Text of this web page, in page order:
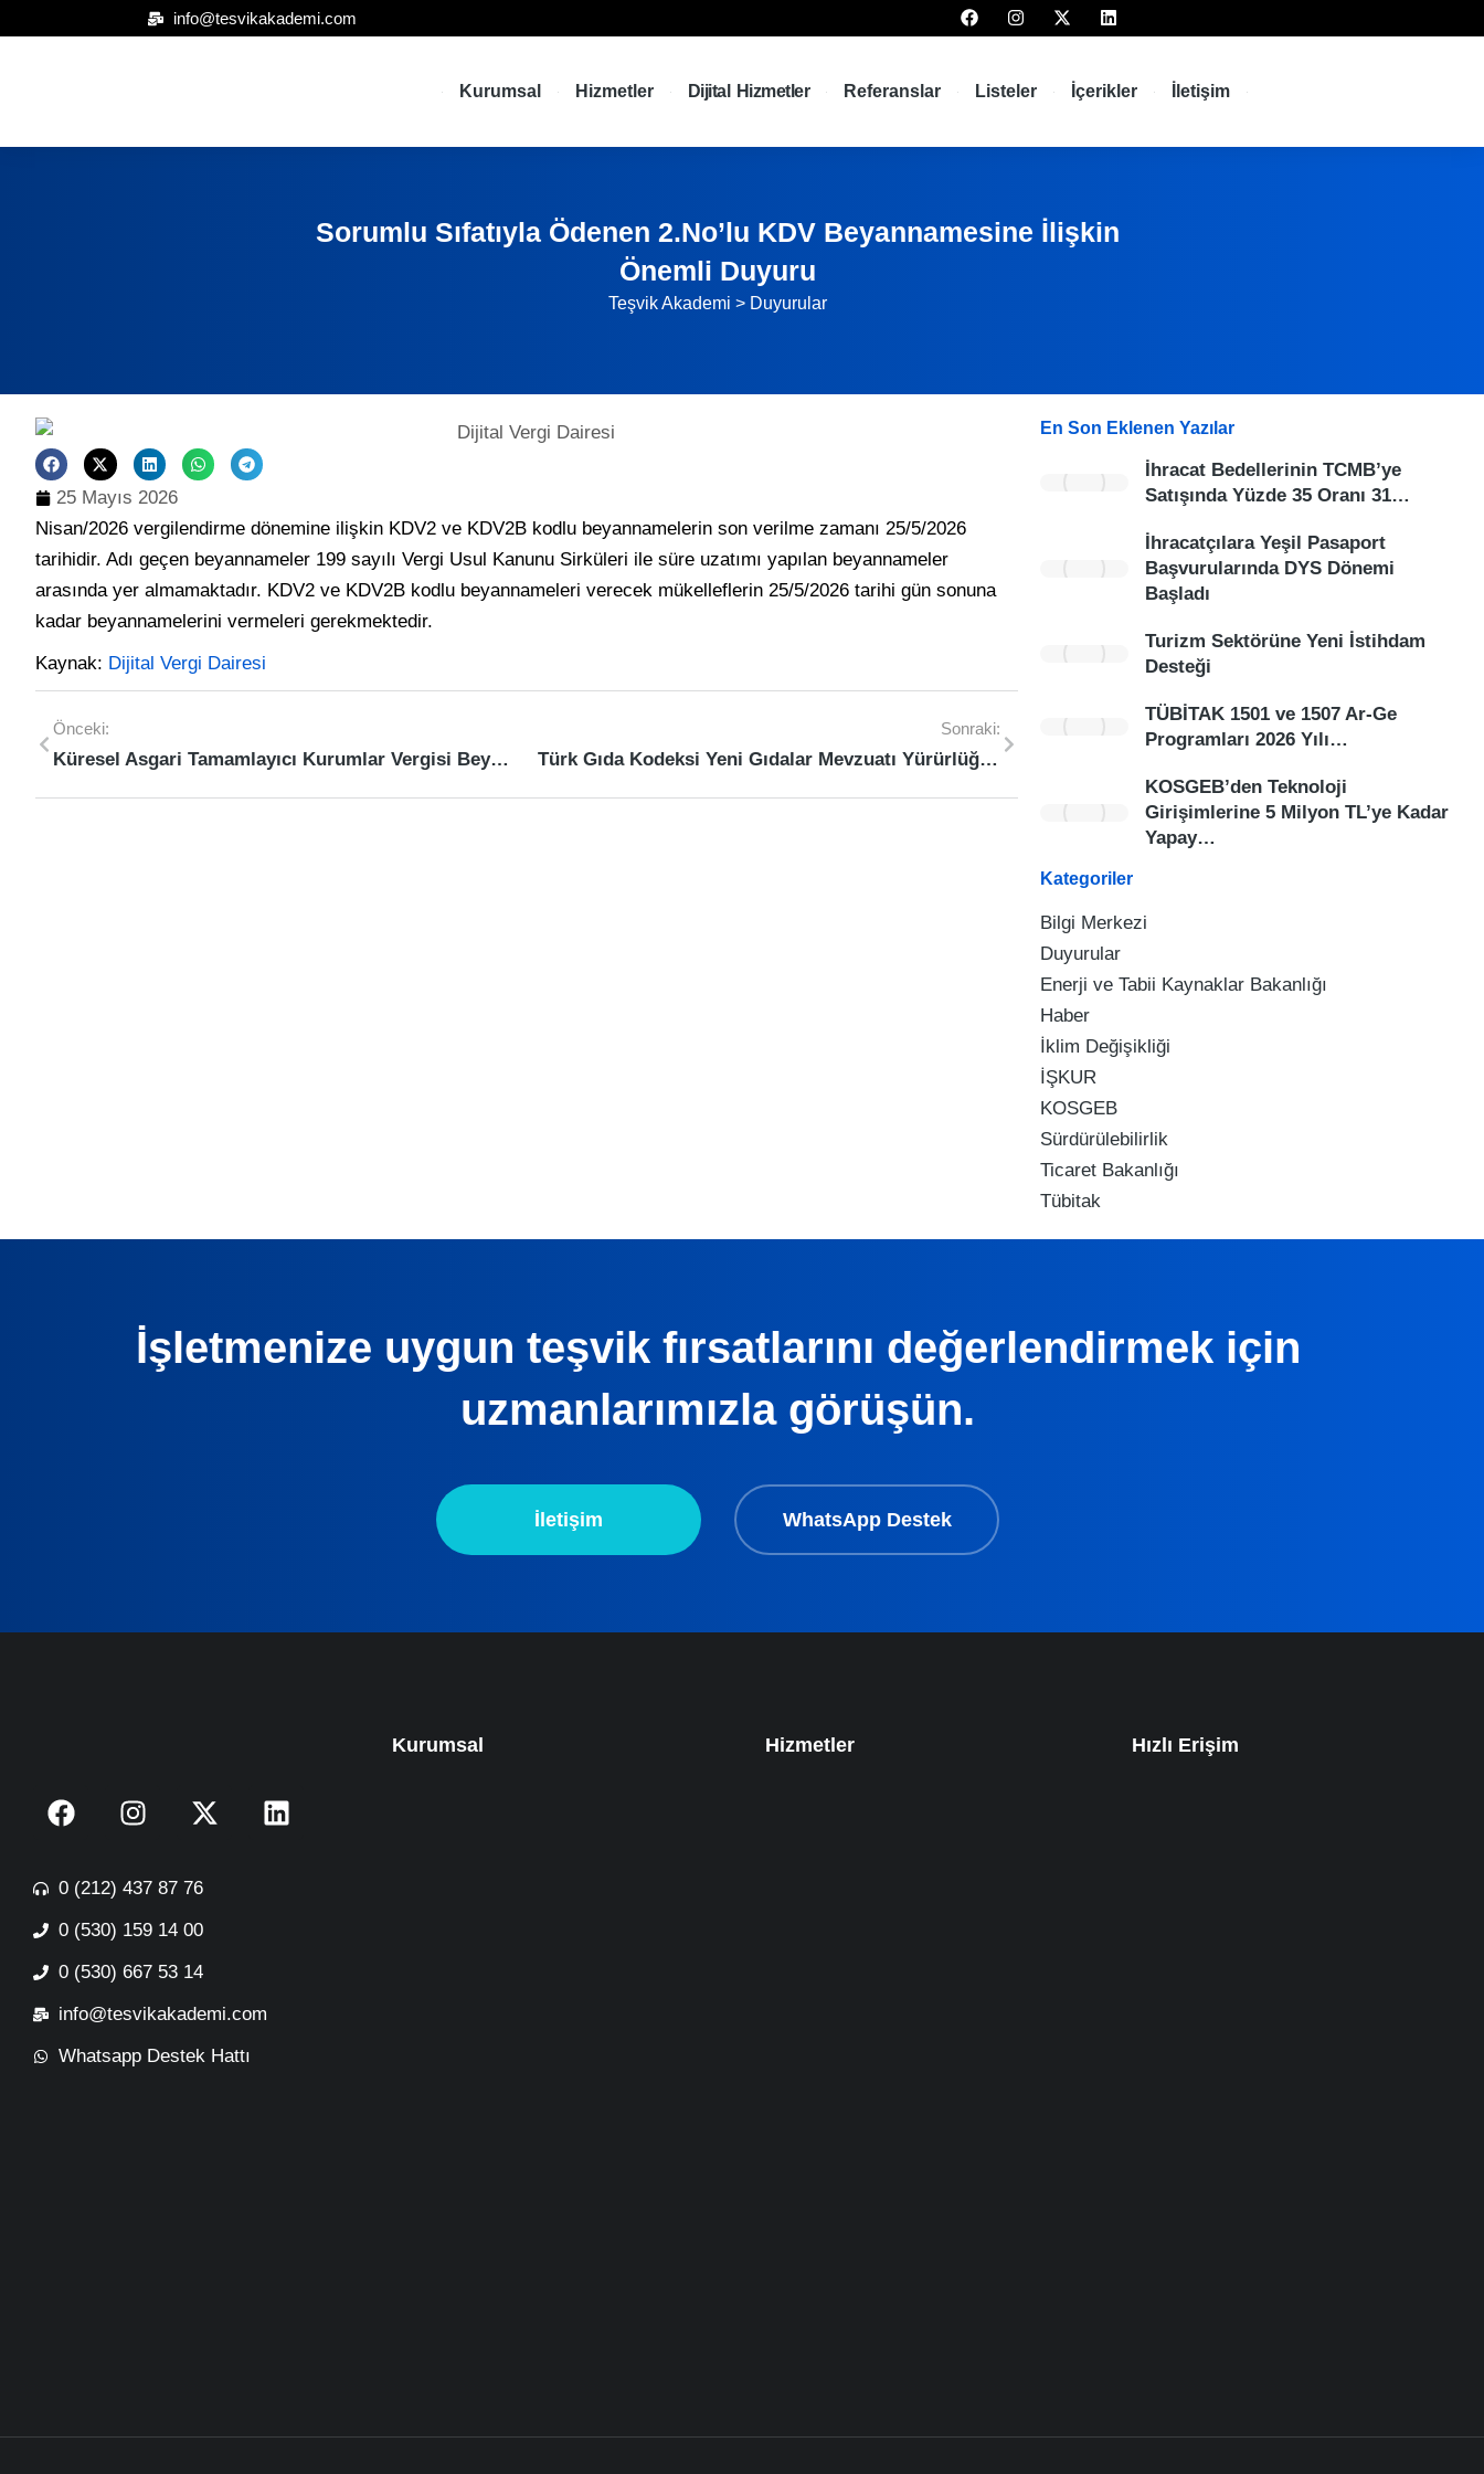
info@tesvikakademi.com
Kurumsal Hizmetler Dijital Hizmetler Referanslar Listeler İçerikler İletişim
Sorumlu Sıfatıyla Ödenen 2.No’lu KDV Beyannamesine İlişkin
Önemli Duyuru
Teşvik Akademi > Duyurular
25 Mayıs 2026
Nisan/2026 vergilendirme dönemine ilişkin KDV2 ve KDV2B kodlu beyannamelerin son verilme zamanı 25/5/2026
tarihidir. Adı geçen beyannameler 199 sayılı Vergi Usul Kanunu Sirküleri ile süre uzatımı yapılan beyannameler
arasında yer almamaktadır. KDV2 ve KDV2B kodlu beyannameleri verecek mükelleflerin 25/5/2026 tarihi gün sonuna
kadar beyannamelerini vermeleri gerekmektedir.
Kaynak: Dijital Vergi Dairesi
Önceki:
Küresel Asgari Tamamlayıcı Kurumlar Vergisi Beyannamesi
Sonraki:
Türk Gıda Kodeksi Yeni Gıdalar Mevzuatı Yürürlüğe Girdi
En Son Eklenen Yazılar
İhracat Bedellerinin TCMB’ye
Satışında Yüzde 35 Oranı 31…
İhracatçılara Yeşil Pasaport
Başvurularında DYS Dönemi
Başladı
Turizm Sektörüne Yeni İstihdam
Desteği
TÜBİTAK 1501 ve 1507 Ar-Ge
Programları 2026 Yılı…
KOSGEB’den Teknoloji
Girişimlerine 5 Milyon TL’ye Kadar
Yapay…
Kategoriler
Bilgi Merkezi
Duyurular
Enerji ve Tabii Kaynaklar Bakanlığı
Haber
İklim Değişikliği
İŞKUR
KOSGEB
Sürdürülebilirlik
Ticaret Bakanlığı
Tübitak
İşletmenize uygun teşvik fırsatlarını değerlendirmek için
uzmanlarımızla görüşün.
İletişim WhatsApp Destek
0 (212) 437 87 76
0 (530) 159 14 00
0 (530) 667 53 14
info@tesvikakademi.com
Whatsapp Destek Hattı
Kurumsal Hizmetler Hızlı Erişim